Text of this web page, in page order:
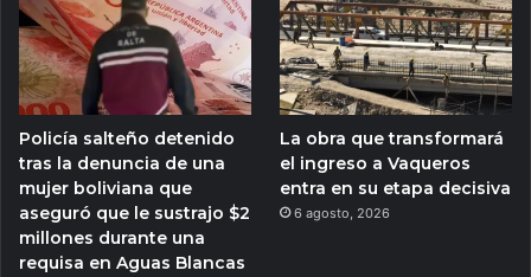
Policía salteño detenido
tras la denuncia de una
mujer boliviana que
aseguró que le sustrajo $2
millones durante una
requisa en Aguas Blancas
La obra que transformará
el ingreso a Vaqueros
entra en su etapa decisiva
6 agosto, 2026